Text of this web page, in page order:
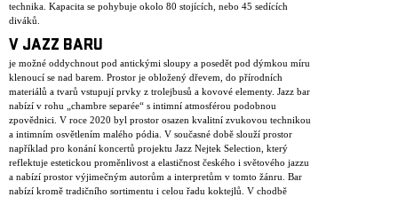
technika. Kapacita se pohybuje okolo 80 stojících, nebo 45 sedících
diváků.
V JAZZ BARU
je možné oddychnout pod antickými sloupy a posedět pod dýmkou míru
klenoucí se nad barem. Prostor je obložený dřevem, do přírodních
materiálů a tvarů vstupují prvky z trolejbusů a kovové elementy. Jazz bar
nabízí v rohu „chambre separée“ s intimní atmosférou podobnou
zpovědnici. V roce 2020 byl prostor osazen kvalitní zvukovou technikou
a intimním osvětlením malého pódia. V současné době slouží prostor
například pro konání koncertů projektu Jazz Nejtek Selection, který
reflektuje estetickou proměnlivost a elastičnost českého i světového jazzu
a nabízí prostor výjimečným autorům a interpretům v tomto žánru. Bar
nabízí kromě tradičního sortimentu i celou řadu koktejlů. V chodbě